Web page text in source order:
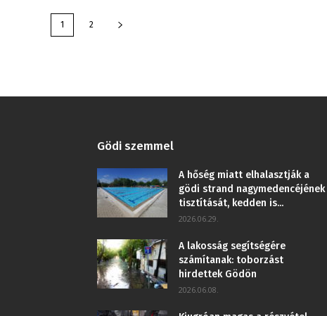
1 2
Gödi szemmel
A hőség miatt elhalasztják a
gödi strand nagymedencéjének
tisztítását, kedden is...
2026.06.29.
A lakosság segítségére
számítanak: toborzást
hirdettek Gödön
2026.06.08.